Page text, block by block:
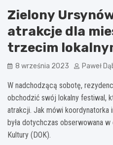
Zielony
atrakcje dla
trzecim
8 września 2023 Paweł
W nadchodzącą sobotę,
obchodzić swój lokalny festiwal,
atrakcji. Jak mówi koordynatorka
była dotychczas obserwowana
Kultury (DOK).